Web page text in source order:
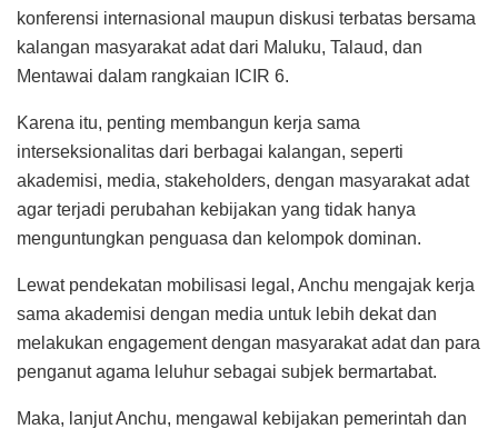
konferensi internasional maupun diskusi terbatas bersama
kalangan masyarakat adat dari Maluku, Talaud, dan
Mentawai dalam rangkaian ICIR 6.
Karena itu, penting membangun kerja sama
interseksionalitas dari berbagai kalangan, seperti
akademisi, media, stakeholders, dengan masyarakat adat
agar terjadi perubahan kebijakan yang tidak hanya
menguntungkan penguasa dan kelompok dominan.
Lewat pendekatan mobilisasi legal, Anchu mengajak kerja
sama akademisi dengan media untuk lebih dekat dan
melakukan engagement dengan masyarakat adat dan para
penganut agama leluhur sebagai subjek bermartabat.
Maka, lanjut Anchu, mengawal kebijakan pemerintah dan